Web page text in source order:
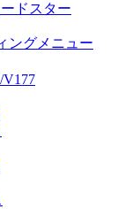
ドスター
ングメニュー
V177